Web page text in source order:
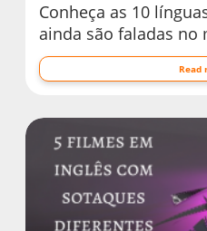
Conheça as 10
ainda são faladas no
Read